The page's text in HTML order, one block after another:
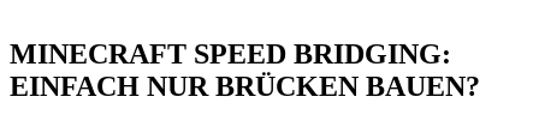
MINECRAFT SPEED BRIDGING:
EINFACH NUR BRÜCKEN BAUEN?